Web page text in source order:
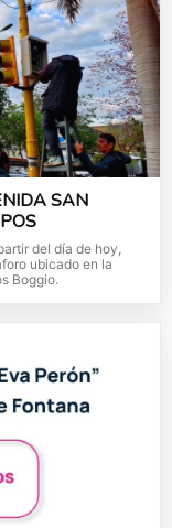
SAN
del día de hoy,
ubicado en la
Boggio.